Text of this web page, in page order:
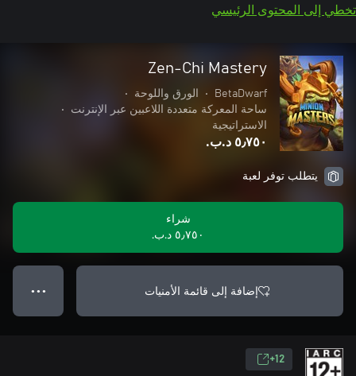
تخطي إلى المحتوى الرئيسي
Zen-Chi Mastery
BetaDwarf
• الورق واللوحة
•
ساحة المعركة متعددة اللاعبين عبر الإنترنت
•
الاستراتيجية
٥٫٧٥٠ د.ب.‏
يتطلب توفر لعبة
شراء
٥٫٧٥٠ د.ب.‏
إضافة إلى قائمة الأمنيات ● ● ●
12+